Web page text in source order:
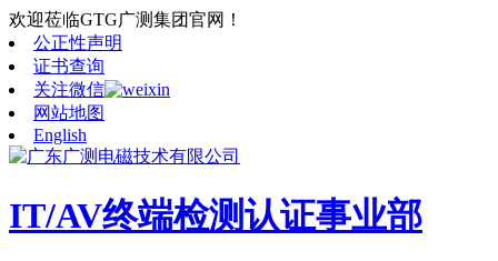
欢迎莅临GTG广测集团官网！
公正性声明
证书查询
关注微信
网站地图
English
IT/AV终端检测认证事业部